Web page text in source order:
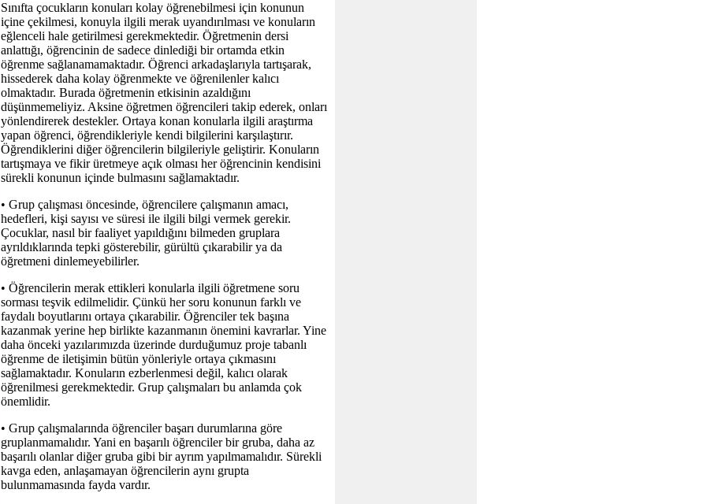
Sınıfta çocukların konuları kolay öğrenebilmesi için konunun
içine çekilmesi, konuyla ilgili merak uyandırılması ve konuların
eğlenceli hale getirilmesi gerekmektedir. Öğretmenin dersi
anlattığı, öğrencinin de sadece dinlediği bir ortamda etkin
öğrenme sağlanamamaktadır. Öğrenci arkadaşlarıyla tartışarak,
hissederek daha kolay öğrenmekte ve öğrenilenler kalıcı
olmaktadır. Burada öğretmenin etkisinin azaldığını
düşünmemeliyiz. Aksine öğretmen öğrencileri takip ederek, onları
yönlendirerek destekler. Ortaya konan konularla ilgili araştırma
yapan öğrenci, öğrendikleriyle kendi bilgilerini karşılaştırır.
Öğrendiklerini diğer öğrencilerin bilgileriyle geliştirir. Konuların
tartışmaya ve fikir üretmeye açık olması her öğrencinin kendisini
sürekli konunun içinde bulmasını sağlamaktadır.
• Grup çalışması öncesinde, öğrencilere çalışmanın amacı,
hedefleri, kişi sayısı ve süresi ile ilgili bilgi vermek gerekir.
Çocuklar, nasıl bir faaliyet yapıldığını bilmeden gruplara
ayrıldıklarında tepki gösterebilir, gürültü çıkarabilir ya da
öğretmeni dinlemeyebilirler.
• Öğrencilerin merak ettikleri konularla ilgili öğretmene soru
sorması teşvik edilmelidir. Çünkü her soru konunun farklı ve
faydalı boyutlarını ortaya çıkarabilir. Öğrenciler tek başına
kazanmak yerine hep birlikte kazanmanın önemini kavrarlar. Yine
daha önceki yazılarımızda üzerinde durduğumuz proje tabanlı
öğrenme de iletişimin bütün yönleriyle ortaya çıkmasını
sağlamaktadır. Konuların ezberlenmesi değil, kalıcı olarak
öğrenilmesi gerekmektedir. Grup çalışmaları bu anlamda çok
önemlidir.
• Grup çalışmalarında öğrenciler başarı durumlarına göre
gruplanmamalıdır. Yani en başarılı öğrenciler bir gruba, daha az
başarılı olanlar diğer gruba gibi bir ayrım yapılmamalıdır. Sürekli
kavga eden, anlaşamayan öğrencilerin aynı grupta
bulunmamasında fayda vardır.